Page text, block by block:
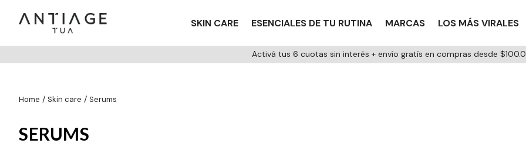
SKIN CARE ESENCIALES DE TU RUTINA MARCAS LOS MÁS VIRALES
Activá tus 6 cuotas sin interés + envío gratís en compras desde
skin care serums
SERUMS